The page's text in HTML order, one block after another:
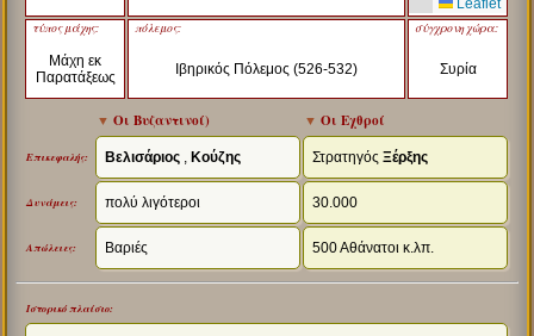
Leaflet
τύπος μάχης:
Μάχη εκ
Παρατάξεως
πόλεμος:
Ιβηρικός Πόλεμος (526-532)
σύγχρονη χώρα:
Συρία
▼ Οι Βυζαντινοί) ▼ Οι Εχθροί
Επικεφαλής: Βελισάριος , Κούζης ΣτρατηγόςΞέρξης
Δυνάμεις: πολύ λιγότεροι 30.000
Απώλειες: Βαριές 500 Αθάνατοι κ.λπ.
Ιστορικό πλαίσιο: